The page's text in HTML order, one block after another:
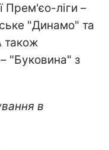
Прем'єо-ліги –
"Динамо" та
також
"Буковина" з
в